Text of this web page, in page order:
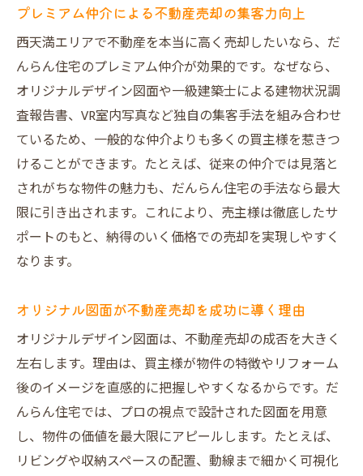
プレミアム仲介による不動産売却の集客力向上
西天満エリアで不動産を本当に高く売却したいなら、だ
んらん住宅のプレミアム仲介が効果的です。なぜなら、
オリジナルデザイン図面や一級建築士による建物状況調
査報告書、VR室内写真など独自の集客手法を組み合わせ
ているため、一般的な仲介よりも多くの買主様を惹きつ
けることができます。たとえば、従来の仲介では見落と
されがちな物件の魅力も、だんらん住宅の手法なら最大
限に引き出されます。これにより、売主様は徹底したサ
ポートのもと、納得のいく価格での売却を実現しやすく
なります。
オリジナル図面が不動産売却を成功に導く理由
オリジナルデザイン図面は、不動産売却の成否を大きく
左右します。理由は、買主様が物件の特徴やリフォーム
後のイメージを直感的に把握しやすくなるからです。だ
んらん住宅では、プロの視点で設計された図面を用意
し、物件の価値を最大限にアピールします。たとえば、
リビングや収納スペースの配置、動線まで細かく可視化